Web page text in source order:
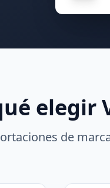
elegir
de